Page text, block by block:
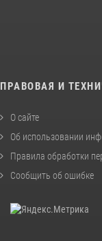
ПРАВОВАЯ И
О сайте
Об использовании
Правила обработки
Сообщить об ошибке